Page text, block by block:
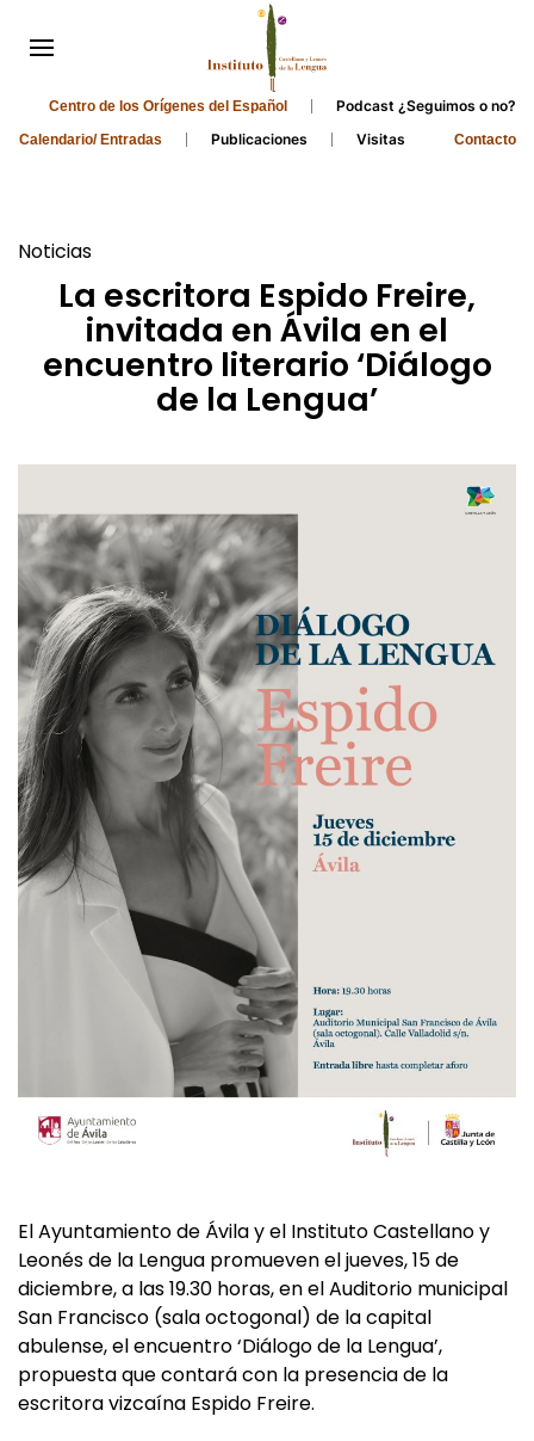
Centro de los Orígenes del Español Podcast ¿Seguimos o no?
Calendario/ Entradas Publicaciones Visitas Contacto
Noticias
La escritora Espido Freire,
invitada en Ávila en el
encuentro literario ‘Diálogo
de la Lengua’
El Ayuntamiento de Ávila y el Instituto Castellano y
Leonés de la Lengua promueven el jueves, 15 de
diciembre, a las 19.30 horas, en el Auditorio municipal
San Francisco (sala octogonal) de la capital
abulense, el encuentro ‘Diálogo de la Lengua’,
propuesta que contará con la presencia de la
escritora vizcaína Espido Freire.